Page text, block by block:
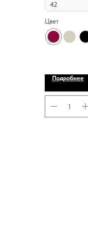
Цвет
Подробнее